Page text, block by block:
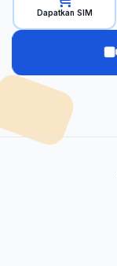
Dapatkan SIM